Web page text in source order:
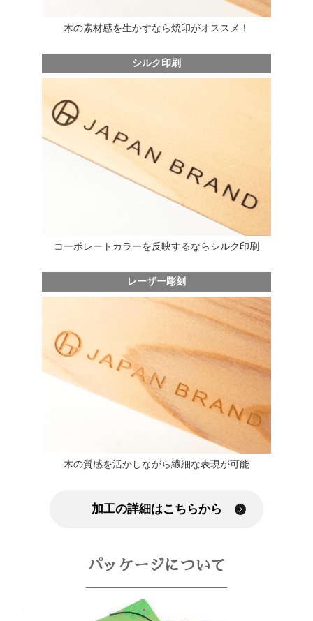
木の素材感を生かすなら焼印がオススメ！
シルク印刷
コーポレートカラーを反映するならシルク印刷
レーザー彫刻
木の質感を活かしながら繊細な表現が可能
加工の詳細はこちらから
パッケージについて